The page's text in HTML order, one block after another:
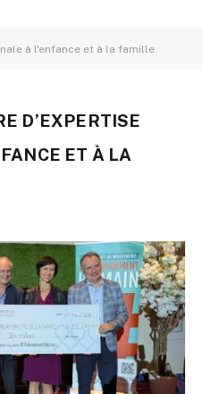
à l'enfance et à la famille
D’EXPERTISE
ET À LA